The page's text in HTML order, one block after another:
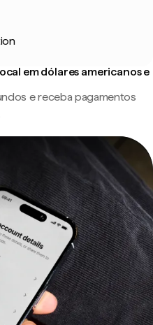
em dólares americanos e
e receba pagamentos